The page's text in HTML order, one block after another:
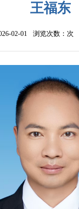
王福东
02-01 浏览次数： 次